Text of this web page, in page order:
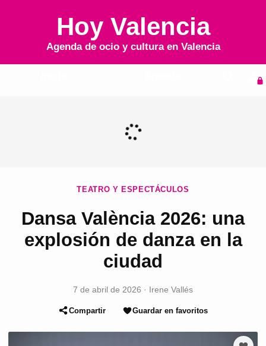
Hoy Valencia
Agenda de ocio y cultura en Valencia
TEATRO Y ESPECTÁCULOS
Dansa València 2026: una
explosión de danza en la
ciudad
7 de abril de 2026 · Irene Vallés
Compartir Guardar en favoritos